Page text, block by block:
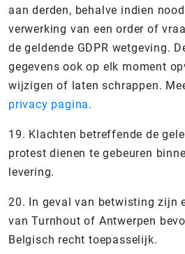
aan derden, behalve indien
verwerking van een order of
de geldende GDPR wetgeving.
gegevens ook op elk moment
wijzigen of laten schrappen.
privacy pagina.
19. Klachten betreffende de
protest dienen te gebeuren
levering.
20. In geval van betwisting zijn
van Turnhout of Antwerpen
Belgisch recht toepasselijk.